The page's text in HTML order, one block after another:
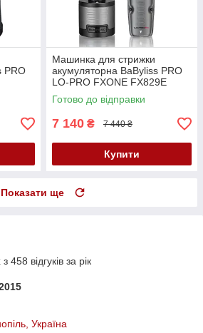
PRO
Машинка для стрижки
акумуляторна BaByliss PRO
LO-PRO FXONE FX829E
Готово до відправки
7 140 ₴ 7 440 ₴
Купити
Показати ще
458 відгуків за рік
Україна